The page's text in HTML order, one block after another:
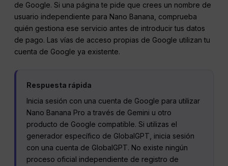
de Google. Si una página te pide que crees un nombre de
usuario independiente para Nano Banana, comprueba
quién gestiona ese servicio antes de introducir tus datos
de pago. Las vías de acceso propias de Google utilizan tu
cuenta de Google ya existente.
Respuesta rápida
Inicia sesión con una cuenta de Google para utilizar
Nano Banana Pro a través de Gemini u otro
producto de Google compatible. Si utilizas el
generador específico de GlobalGPT, inicia sesión
con una cuenta de GlobalGPT. No existe ningún
proceso oficial independiente de registro de